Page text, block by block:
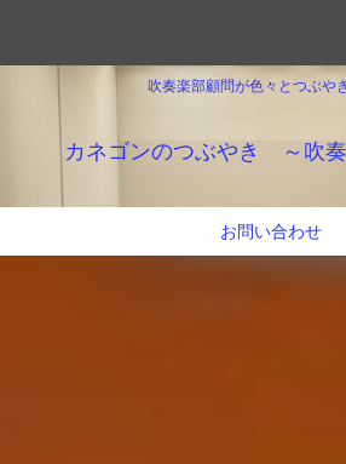
吹奏楽部顧問が色々とつぶや
カネゴンのつぶやき ～吹
お問い合わせ